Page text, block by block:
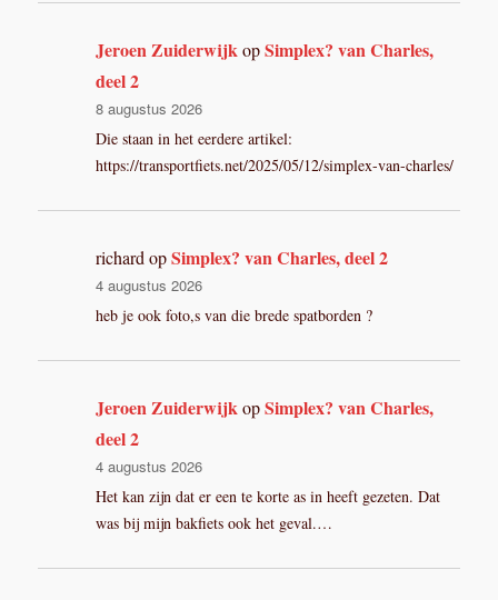
Jeroen ZuiderwijkopSimplex? van Charles,
deel 2
8 augustus 2026
Die staan in het eerdere artikel:
https://transportfiets.net/2025/05/12/simplex-van-charles/
richardopSimplex? van Charles, deel 2
4 augustus 2026
heb je ook foto,s van die brede spatborden ?
Jeroen ZuiderwijkopSimplex? van Charles,
deel 2
4 augustus 2026
Het kan zijn dat er een te korte as in heeft gezeten. Dat
was bij mijn bakfiets ook het geval.…